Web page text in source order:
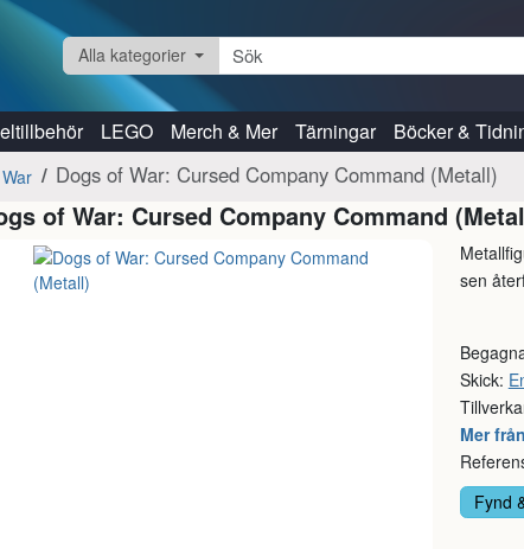
Alla kategorier
LEGO Merch & Mer Tärningar Böcker &
Dogs of War: Cursed Company Command (Metall)
of War: Cursed Company Command
sen
Skick:
Mer
Fynd